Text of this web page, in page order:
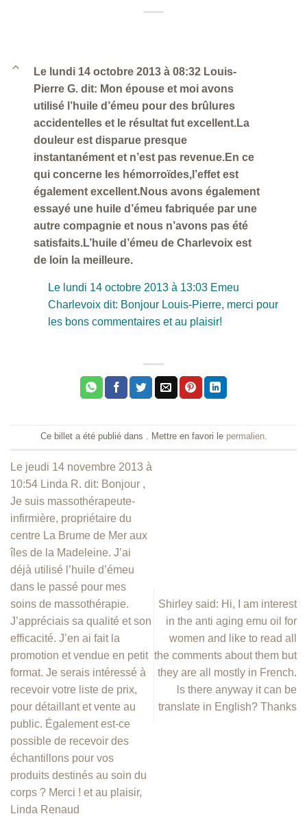
B
Le lundi 14 octobre 2013 à 08:32 Louis-
Pierre G. dit: Mon épouse et moi avons
utilisé l’huile d’émeu pour des brûlures
accidentelles et le résultat fut excellent.La
douleur est disparue presque
instantanément et n’est pas revenue.En ce
qui concerne les hémorroïdes,l’effet est
également excellent.Nous avons également
essayé une huile d’émeu fabriquée par une
autre compagnie et nous n’avons pas été
satisfaits.L’huile d’émeu de Charlevoix est
de loin la meilleure.
Le lundi 14 octobre 2013 à 13:03 Emeu
Charlevoix dit: Bonjour Louis-Pierre, merci pour
les bons commentaires et au plaisir!
Ce billet a été publié dans . Mettre en favori le permalien.
Le jeudi 14 novembre 2013 à
10:54 Linda R. dit: Bonjour ,
Je suis massothérapeute-
infirmière, propriétaire du
centre La Brume de Mer aux
îles de la Madeleine. J’ai
déjà utilisé l’huile d’émeu
dans le passé pour mes
soins de massothérapie.
J’appréciais sa qualité et son
efficacité. J’en ai fait la
promotion et vendue en petit
format. Je serais intéressé à
recevoir votre liste de prix,
pour détaillant et vente au
public. Également est-ce
possible de recevoir des
échantillons pour vos
produits destinés au soin du
corps ? Merci ! et au plaisir,
Linda Renaud
Shirley said: Hi, I am interest
in the anti aging emu oil for
women and like to read all
the comments about them but
they are all mostly in French.
ls there anyway it can be
translate in English? Thanks